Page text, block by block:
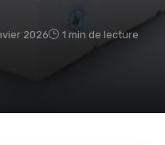
2026 1 min de lecture
club